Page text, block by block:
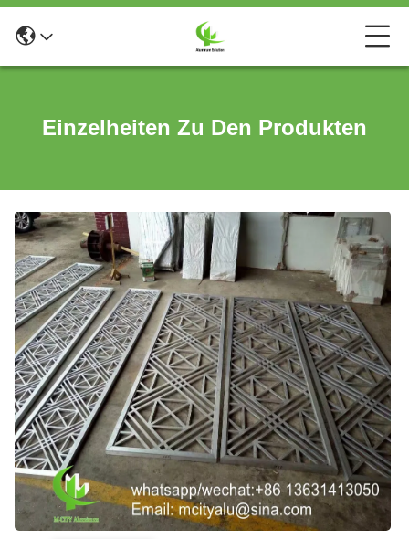
Einzelheiten Zu Den Produkten